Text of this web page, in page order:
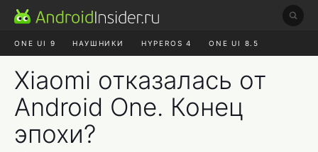
ONE UI 9 НАУШНИКИ HYPEROS 4 ONE UI 8.5
Xiaomi отказалась от
Android One. Конец
эпохи?